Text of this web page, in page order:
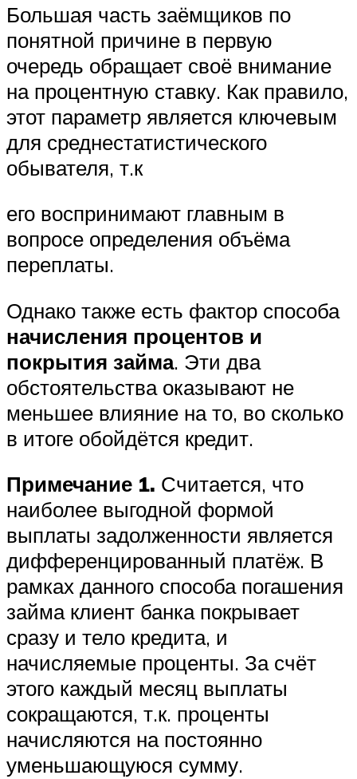
Большая часть заёмщиков по
понятной причине в первую
очередь обращает своё внимание
на процентную ставку. Как правило,
этот параметр является ключевым
для среднестатистического
обывателя, т.к
его воспринимают главным в
вопросе определения объёма
переплаты.
Однако также есть фактор способа
начисления процентов и
покрытия займа. Эти два
обстоятельства оказывают не
меньшее влияние на то, во сколько
в итоге обойдётся кредит.
Примечание 1. Считается, что
наиболее выгодной формой
выплаты задолженности является
дифференцированный платёж. В
рамках данного способа погашения
займа клиент банка покрывает
сразу и тело кредита, и
начисляемые проценты. За счёт
этого каждый месяц выплаты
сокращаются, т.к. проценты
начисляются на постоянно
уменьшающуюся сумму.